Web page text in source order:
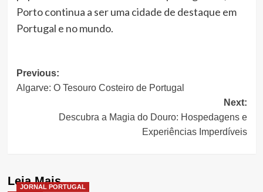
Porto continua a ser uma cidade de destaque em
Portugal e no mundo.
Post
navigation
Previous:
Algarve: O Tesouro Costeiro de Portugal
Next:
Descubra a Magia do Douro: Hospedagens e
Experiências Imperdíveis
Leia Mais
JORNAL PORTUGAL